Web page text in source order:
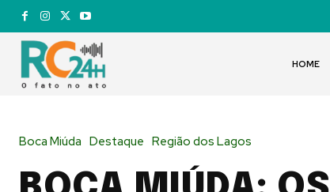
HOME
Boca Miúda Destaque Região dos Lagos